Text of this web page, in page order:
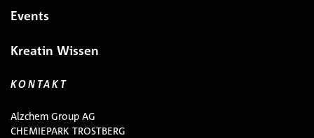
Events
Kreatin Wissen
KONTAKT
Alzchem Group AG
CHEMIEPARK TROSTBERG